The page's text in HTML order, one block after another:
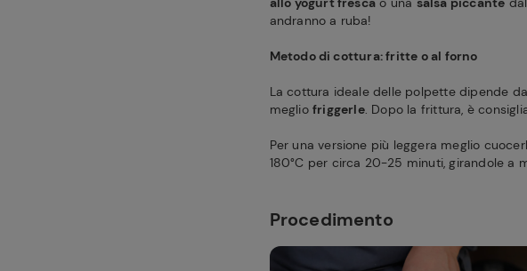
andranno a ruba!
Metodo di cottura: fritte o al forno
La cottura ideale delle polpette dipende
meglio friggerle. Dopo la frittura, è
Per una versione più leggera meglio
180°C per circa 20-25 minuti, girandole a
Procedimento